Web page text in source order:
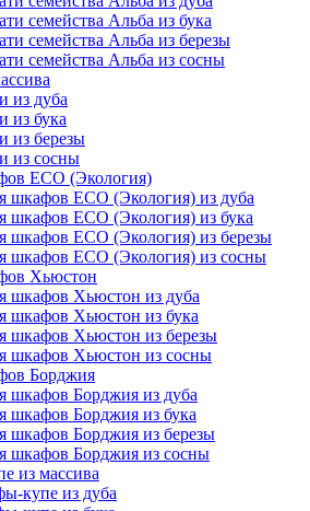
семейства Альба из бука
семейства Альба из березы
семейства Альба из сосны
из дуба
из бука
из березы
из сосны
ECO (Экология)
шкафов ECO (Экология) из дуба
шкафов ECO (Экология) из бука
шкафов ECO (Экология) из березы
шкафов ECO (Экология) из сосны
Хьюстон
шкафов Хьюстон из дуба
шкафов Хьюстон из бука
шкафов Хьюстон из березы
шкафов Хьюстон из сосны
Борджия
шкафов Борджия из дуба
шкафов Борджия из бука
шкафов Борджия из березы
шкафов Борджия из сосны
из массива
купе из дуба